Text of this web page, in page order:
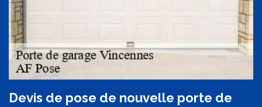
Devis de pose de nouvelle porte de